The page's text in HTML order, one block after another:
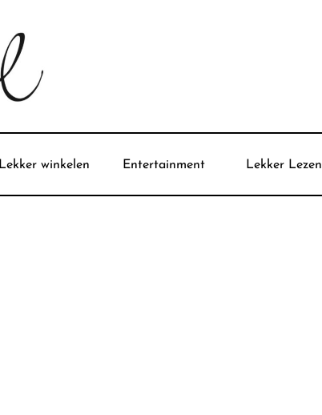
Lekker winkelen Entertainment Lekker Lezen